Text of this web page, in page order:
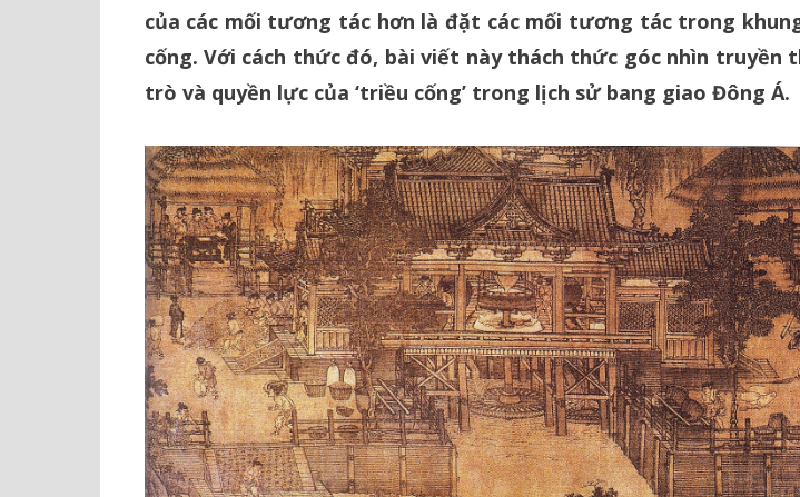
của các mối tương tác hơn là đặt các mối tương tác trong
cống. Với cách thức đó, bài viết này thách thức góc nhìn truyền
trò và quyền lực của ‘triều cống’ trong lịch sử bang giao Đông Á.